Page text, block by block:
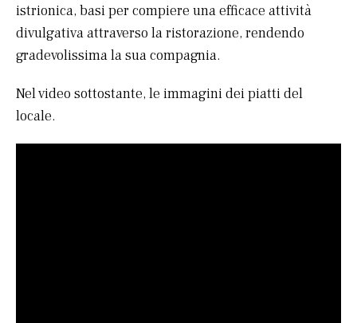
istrionica, basi per compiere una efficace attività
divulgativa attraverso la ristorazione, rendendo
gradevolissima la sua compagnia.
Nel video sottostante, le immagini dei piatti del
locale.